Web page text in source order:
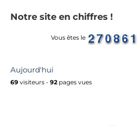
Notre site en chiffres !
Vous êtes le
Aujourd'hui
69 visiteurs - 92 pages vues